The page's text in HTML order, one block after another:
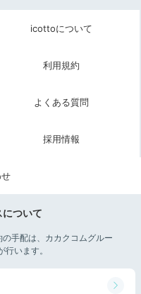
icottoについて
利用規約
よくある質問
採用情報
ついて
手配は、カカクコムグルー
います。